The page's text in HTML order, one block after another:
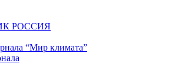
РОССИЯ
“Мир климата”